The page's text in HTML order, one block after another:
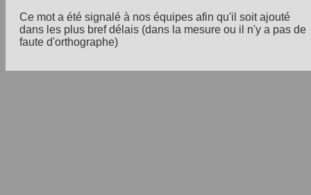
Ce mot a été signalé à nos équipes afin qu'il soit ajouté
dans les plus bref délais (dans la mesure ou il n'y a pas de
faute d'orthographe)